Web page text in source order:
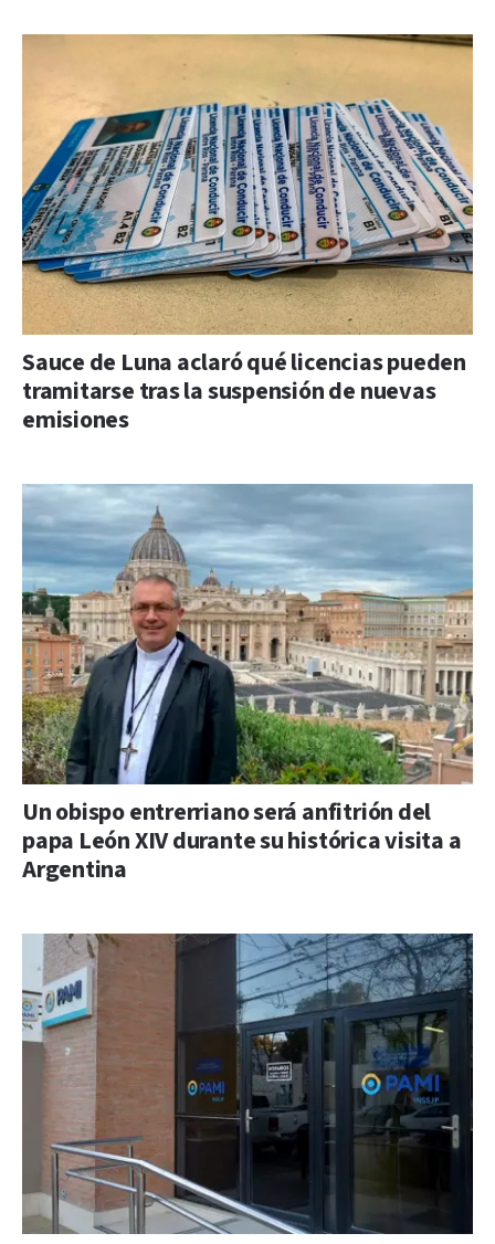
Sauce de Luna aclaró qué licencias pueden
tramitarse tras la suspensión de nuevas
emisiones
Un obispo entrerriano será anfitrión del
papa León XIV durante su histórica visita a
Argentina